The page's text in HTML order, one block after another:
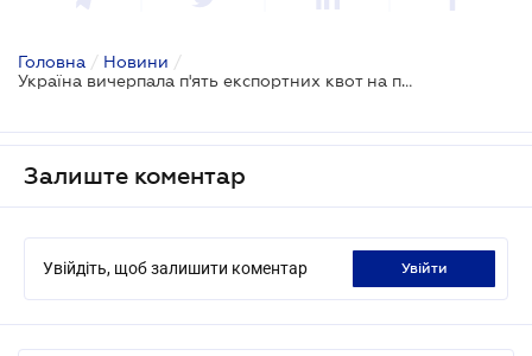
Головна / Новини /
Україна вичерпала п'ять експортних квот на поставки до ЄС
Залиште коментар
Увійдіть, щоб залишити коментар увійти